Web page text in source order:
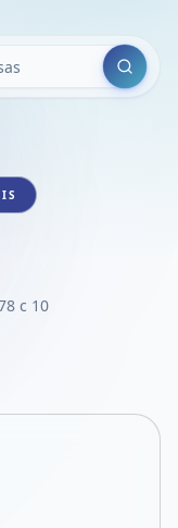
Buscar
c 10